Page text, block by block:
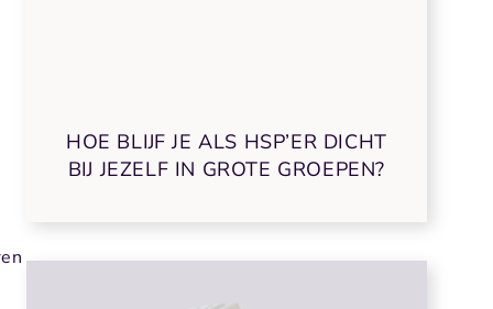
HOE BLIJF JE ALS HSP’ER DICHT
BIJ JEZELF IN GROTE GROEPEN?